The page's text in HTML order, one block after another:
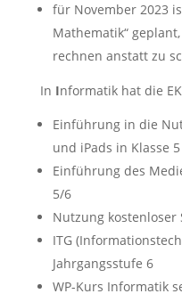
für November 2023
Mathematik“
rechnen anstatt zu
In Informatik hat die
Einführung in die
und iPads in Klasse 5
Einführung des
5/6
Nutzung kostenloser
ITG
Jahrgangsstufe 6
WP-Kurs Informatik